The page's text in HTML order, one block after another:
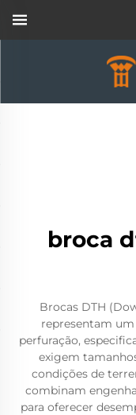
broca
Brocas DTH
representam
perfuração,
exigem
condições de
combinam
para oferecer